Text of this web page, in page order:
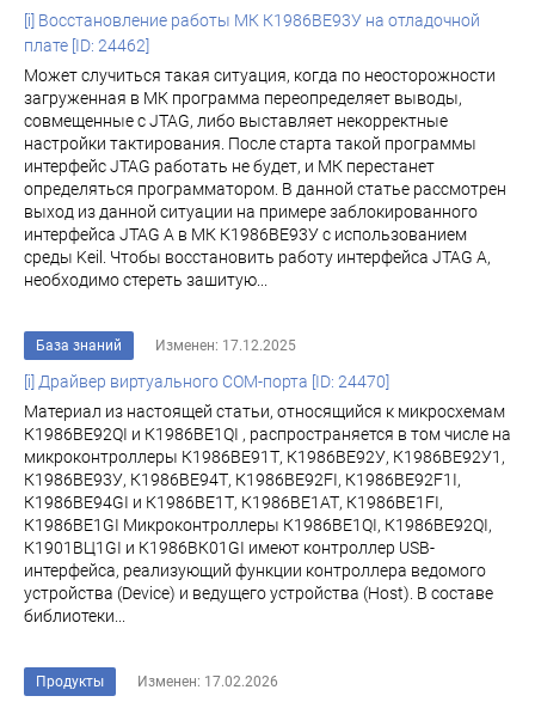
[i] Восстановление работы МК К1986ВЕ93У на отладочной
плате [ID: 24462]
Может случиться такая ситуация, когда по неосторожности
загруженная в МК программа переопределяет выводы,
совмещенные с JTAG, либо выставляет некорректные
настройки тактирования. После старта такой программы
интерфейс JTAG работать не будет, и МК перестанет
определяться программатором. В данной статье рассмотрен
выход из данной ситуации на примере заблокированного
интерфейса JTAG A в МК К1986BE93У с использованием
среды Keil. Чтобы восстановить работу интерфейса JTAG A,
необходимо стереть зашитую...
База знаний Изменен: 17.12.2025
[i] Драйвер виртуального COM-порта [ID: 24470]
Материал из настоящей статьи, относящийся к микросхемам
К1986ВЕ92QI и К1986ВЕ1QI , распространяется в том числе на
микроконтроллеры К1986ВЕ91Т, К1986ВЕ92У, К1986ВЕ92У1,
К1986ВЕ93У, К1986ВЕ94Т, К1986ВЕ92FI, К1986ВЕ92F1I,
К1986ВЕ94GI и К1986ВЕ1Т, К1986ВЕ1АТ, К1986ВЕ1FI,
К1986ВЕ1GI Микроконтроллеры К1986ВЕ1QI, К1986ВЕ92QI,
К1901ВЦ1GI и К1986ВК01GI имеют контроллер USB-
интерфейса, реализующий функции контроллера ведомого
устройства (Device) и ведущего устройства (Host). В составе
библиотеки...
Продукты Изменен: 17.02.2026